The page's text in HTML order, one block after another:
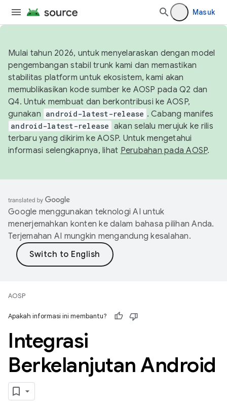
Masuk
Mulai tahun 2026, untuk menyelaraskan dengan model
pengembangan stabil trunk kami dan memastikan
stabilitas platform untuk ekosistem, kami akan
memublikasikan kode sumber ke AOSP pada Q2 dan
Q4. Untuk membuat dan berkontribusi ke AOSP,
gunakan android-latest-release . Cabang manifes
android-latest-release akan selalu merujuk ke rilis
terbaru yang dikirim ke AOSP. Untuk mengetahui
informasi selengkapnya, lihat Perubahan pada AOSP.
Google menggunakan teknologi AI untuk
menerjemahkan konten ke dalam bahasa pilihan Anda.
Terjemahan AI mungkin mengandung kesalahan.
AOSP
Apakah informasi ini membantu?
Integrasi
Berkelanjutan Android